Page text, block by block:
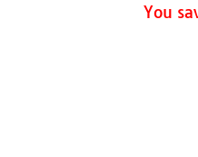
You